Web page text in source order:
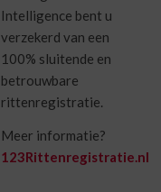
Intelligence bent u
verzekerd van een
100% sluitende en
betrouwbare
rittenregistratie.
Meer informatie?
123Rittenregistratie.nl